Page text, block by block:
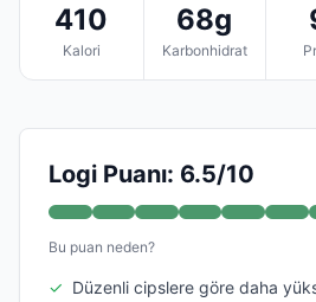
410
Kalori
68g
Karbonhidrat
Logi Puanı: 6.5/10
Bu puan neden?
✓ Düzenli cipslere göre daha